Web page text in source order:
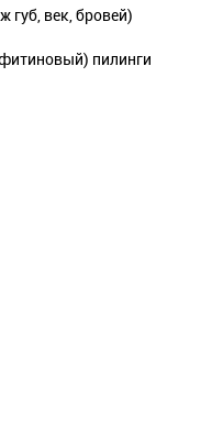
век, бровей)
пилинги